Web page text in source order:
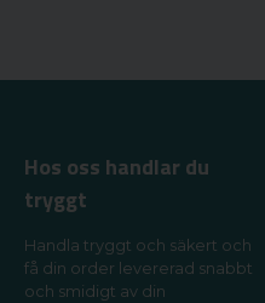
Hos oss handlar du
tryggt
Handla tryggt och säkert och
få din order levererad snabbt
och smidigt av din